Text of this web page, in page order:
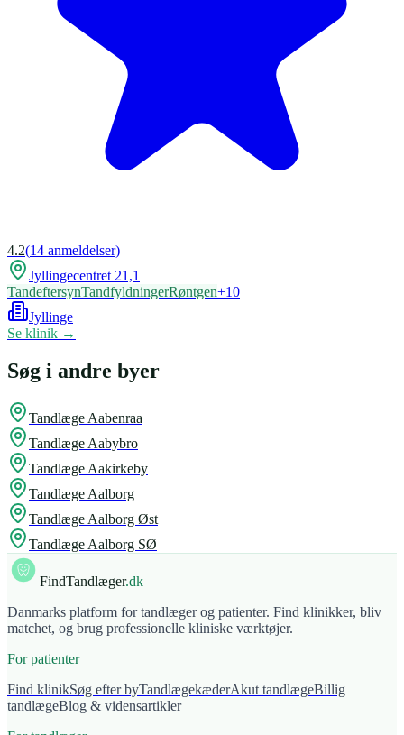
4.2(14 anmeldelser)
Jyllingecentret 21,1
TandeftersynTandfyldningerRøntgen+10
Jyllinge
Se klinik →
Søg i andre byer
Tandlæge Aabenraa
Tandlæge Aabybro
Tandlæge Aakirkeby
Tandlæge Aalborg
Tandlæge Aalborg Øst
Tandlæge Aalborg SØ
FindTandlæger.dk
Danmarks platform for tandlæger og patienter. Find klinikker, bliv
matchet, og brug professionelle kliniske værktøjer.
For patienter
Find klinikSøg efter byTandlægekæderAkut tandlægeBillig
tandlægeBlog & vidensartikler